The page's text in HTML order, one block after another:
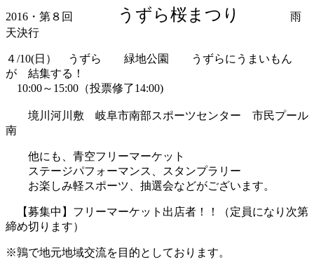
2016・第８回 うずら桜まつり
雨
天決行
４/10(日） うずら 緑地公園 うずらにうまいもん
が 結集する！
10:00～15:00（投票修了14:00)
境川河川敷 岐阜市南部スポーツセンター 市民プール
南
他にも、青空フリーマーケット
ステージパフォーマンス、スタンプラリー
お楽しみ軽スポーツ、抽選会などがございます。
【募集中】フリーマーケット出店者！！（定員になり次第
締め切ります）
※鶉で地元地域交流を目的としております。